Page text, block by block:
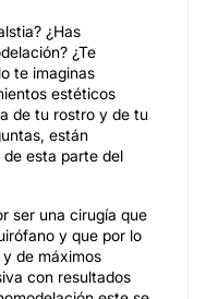
¿Has
¿Te
te imaginas
estéticos
de tu rostro y de tu
están
esta parte del
ser una cirugía que
y que por lo
de máximos
con resultados